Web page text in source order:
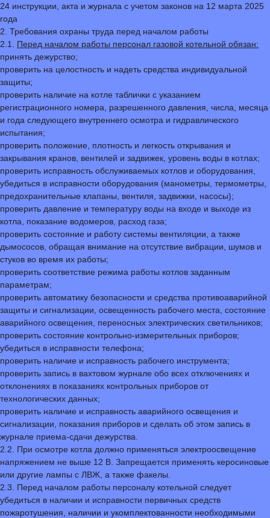
24 инструкции, акта и журнала с учетом законов на 12 марта 2025
года
2. Требования охраны труда перед началом работы
2.1. Перед началом работы персонал газовой котельной обязан:
принять дежурство;
проверить на целостность и надеть средства индивидуальной
защиты;
проверить наличие на котле таблички с указанием
регистрационного номера, разрешенного давления, числа, месяца
и года следующего внутреннего осмотра и гидравлического
испытания;
проверить положение, плотность и легкость открывания и
закрывания кранов, вентилей и задвижек, уровень воды в котлах;
проверить исправность обслуживаемых котлов и оборудования,
убедиться в исправности оборудования (манометры, термометры,
предохранительные клапаны, вентиля, задвижки, насосы);
проверить давление и температуру воды на входе и выходе из
котла, показание водомеров, расход газа;
проверить состояние и работу системы вентиляции, а также
дымососов, обращая внимание на отсутствие вибрации, шумов и
стуков во время их работы;
проверить соответствие режима работы котлов заданным
параметрам;
проверить автоматику безопасности и средства противоаварийной
защиты и сигнализации, освещенность рабочего места, состояние
аварийного освещения, переносных электрических светильников;
проверить состояние контрольно-измерительных приборов;
убедиться в исправности телефона;
проверить наличие и исправность рабочего инструмента;
проверить запись в вахтовом журнале обо всех отключениях и
отклонениях в показаниях контрольных приборов от
технологических данных;
проверить наличие и исправность аварийного освещения и
сигнализации, показания приборов и сделать об этом запись в
журнале приема-сдачи дежурства.
2.2. При осмотре котла должно применяться электроосвещение
напряжением не выше 12 В. Запрещается применять керосиновые
или другие лампы с ЛВЖ, а также факелы.
2.3. Перед началом работы персоналу котельной следует
убедиться в наличии и исправности первичных средств
пожаротушения, наличии и укомплектованности необходимыми